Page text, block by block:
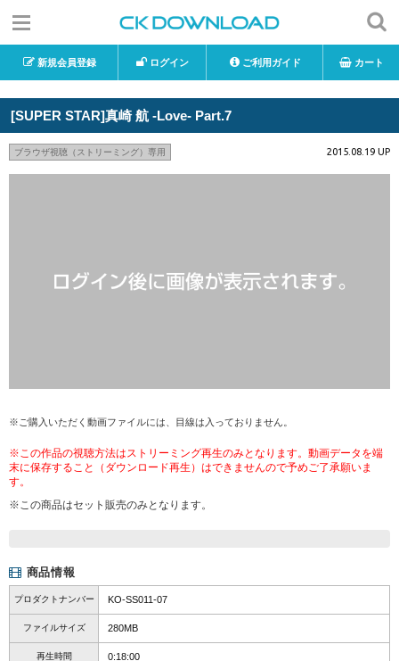
新規会員登録 ログイン ご利用ガイド カート
[SUPER STAR]真崎 航 -Love- Part.7
ブラウザ視聴（ストリーミング）専用 2015.08.19 UP
※ご購入いただく動画ファイルには、目線は入っておりません。
※この作品の視聴方法はストリーミング再生のみとなります。動画データを端
末に保存すること（ダウンロード再生）はできませんので予めご了承願いま
す。
※この商品はセット販売のみとなります。
商品情報
プロダクトナンバー KO-SS011-07
ファイルサイズ 280MB
再生時間 0:18:00